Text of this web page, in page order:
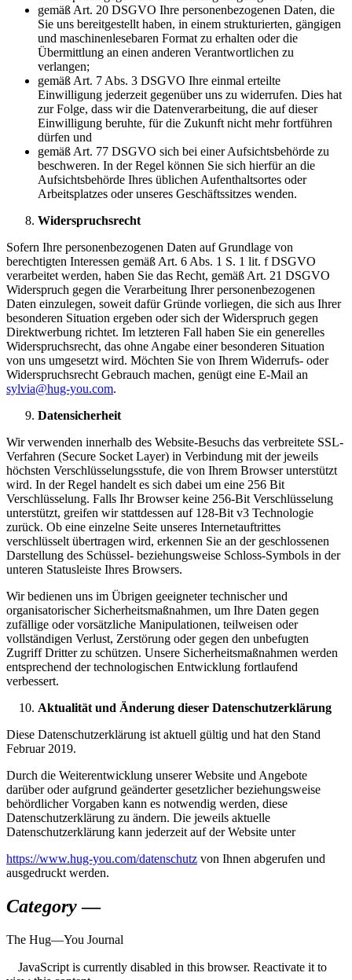
gemäß Art. 20 DSGVO Ihre personenbezogenen Daten, die
Sie uns bereitgestellt haben, in einem strukturierten, gängigen
und maschinenlesebaren Format zu erhalten oder die
Übermittlung an einen anderen Verantwortlichen zu
verlangen;
gemäß Art. 7 Abs. 3 DSGVO Ihre einmal erteilte
Einwilligung jederzeit gegenüber uns zu widerrufen. Dies hat
zur Folge, dass wir die Datenverarbeitung, die auf dieser
Einwilligung beruhte, für die Zukunft nicht mehr fortführen
dürfen und
gemäß Art. 77 DSGVO sich bei einer Aufsichtsbehörde zu
beschweren. In der Regel können Sie sich hierfür an die
Aufsichtsbehörde Ihres üblichen Aufenthaltsortes oder
Arbeitsplatzes oder unseres Geschäftssitzes wenden.
Widerspruchsrecht
Sofern Ihre personenbezogenen Daten auf Grundlage von
berechtigten Interessen gemäß Art. 6 Abs. 1 S. 1 lit. f DSGVO
verarbeitet werden, haben Sie das Recht, gemäß Art. 21 DSGVO
Widerspruch gegen die Verarbeitung Ihrer personenbezogenen
Daten einzulegen, soweit dafür Gründe vorliegen, die sich aus Ihrer
besonderen Situation ergeben oder sich der Widerspruch gegen
Direktwerbung richtet. Im letzteren Fall haben Sie ein generelles
Widerspruchsrecht, das ohne Angabe einer besonderen Situation
von uns umgesetzt wird. Möchten Sie von Ihrem Widerrufs- oder
Widerspruchsrecht Gebrauch machen, genügt eine E-Mail an
sylvia@hug-you.com.
Datensicherheit
Wir verwenden innerhalb des Website-Besuchs das verbreitete SSL-
Verfahren (Secure Socket Layer) in Verbindung mit der jeweils
höchsten Verschlüsselungsstufe, die von Ihrem Browser unterstützt
wird. In der Regel handelt es sich dabei um eine 256 Bit
Verschlüsselung. Falls Ihr Browser keine 256-Bit Verschlüsselung
unterstützt, greifen wir stattdessen auf 128-Bit v3 Technologie
zurück. Ob eine einzelne Seite unseres Internetauftrittes
verschlüsselt übertragen wird, erkennen Sie an der geschlossenen
Darstellung des Schüssel- beziehungsweise Schloss-Symbols in der
unteren Statusleiste Ihres Browsers.
Wir bedienen uns im Übrigen geeigneter technischer und
organisatorischer Sicherheitsmaßnahmen, um Ihre Daten gegen
zufällige oder vorsätzliche Manipulationen, teilweisen oder
vollständigen Verlust, Zerstörung oder gegen den unbefugten
Zugriff Dritter zu schützen. Unsere Sicherheitsmaßnahmen werden
entsprechend der technologischen Entwicklung fortlaufend
verbessert.
Aktualität und Änderung dieser Datenschutzerklärung
Diese Datenschutzerklärung ist aktuell gültig und hat den Stand
Februar 2019.
Durch die Weiterentwicklung unserer Website und Angebote
darüber oder aufgrund geänderter gesetzlicher beziehungsweise
behördlicher Vorgaben kann es notwendig werden, diese
Datenschutzerklärung zu ändern. Die jeweils aktuelle
Datenschutzerklärung kann jederzeit auf der Website unter
https://www.hug-you.com/datenschutz von Ihnen abgerufen und
ausgedruckt werden.
Category—
The Hug—You Journal
JavaScript is currently disabled in this browser. Reactivate it to